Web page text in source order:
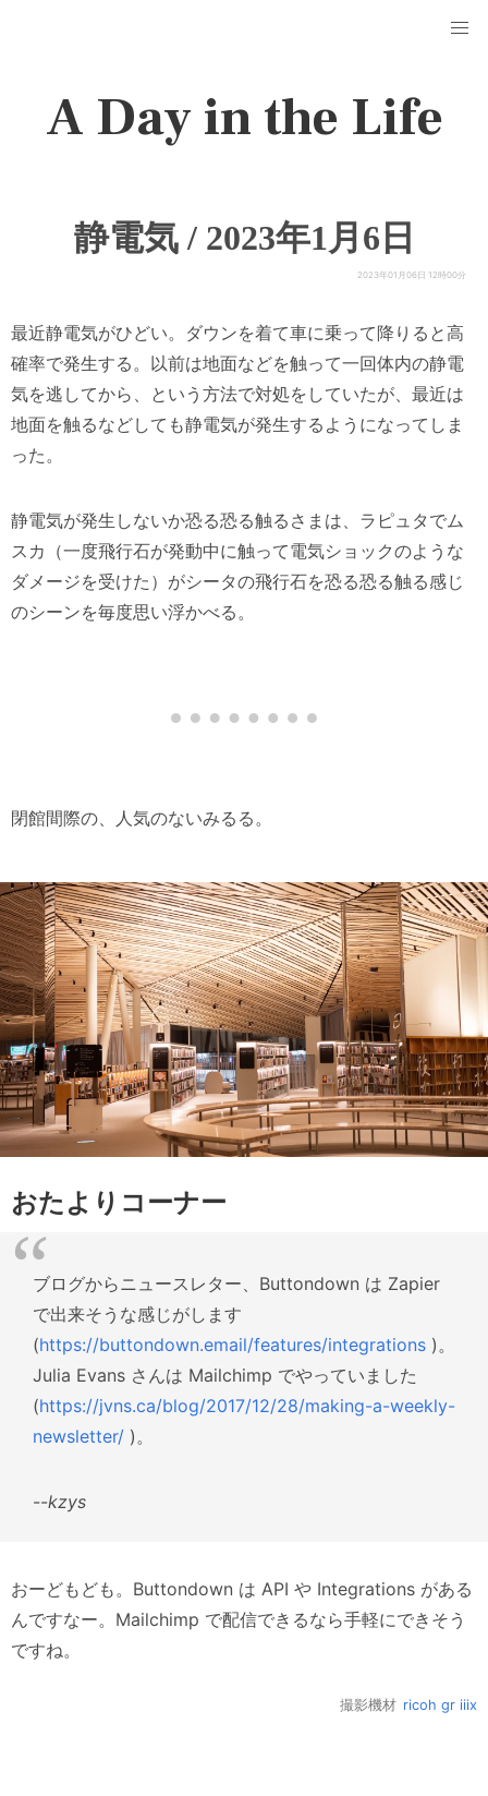
A Day in the Life
静電気 / 2023年1月6日
2023年01月06日 12時00分
最近静電気がひどい。ダウンを着て車に乗って降りると高
確率で発生する。以前は地面などを触って一回体内の静電
気を逃してから、という方法で対処をしていたが、最近は
地面を触るなどしても静電気が発生するようになってしま
った。
静電気が発生しないか恐る恐る触るさまは、ラピュタでム
スカ（一度飛行石が発動中に触って電気ショックのような
ダメージを受けた）がシータの飛行石を恐る恐る触る感じ
のシーンを毎度思い浮かべる。
閉館間際の、人気のないみるる。
おたよりコーナー
ブログからニュースレター、Buttondown は Zapier
で出来そうな感じがします
(https://buttondown.email/features/integrations )。
Julia Evans さんは Mailchimp でやっていました
(https://jvns.ca/blog/2017/12/28/making-a-weekly-
newsletter/ )。
--kzys
おーどもども。Buttondown は API や Integrations がある
んですなー。Mailchimp で配信できるなら手軽にできそう
ですね。
撮影機材 ricoh gr iiix